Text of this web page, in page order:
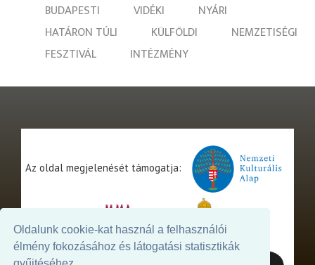
Oldalunk cookie-kat használ a felhasználói
élmény fokozásához és látogatási statisztikák
BUDAPESTI VIDÉKI
NYÁRI
HATÁRON TÚLI
KÜLFÖLDI
NEMZETISÉGI
FESZTIVÁL
INTÉZMÉNY
Az oldal megjelenését támogatja: